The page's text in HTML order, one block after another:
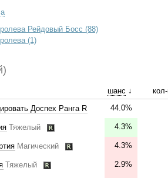
Рейдовый Босс (88)
(1)
шанс ↓
Доспех Ранга R
44.0%
Тяжелый 4.3%
Магический 4.3%
Тяжелый 2.9%